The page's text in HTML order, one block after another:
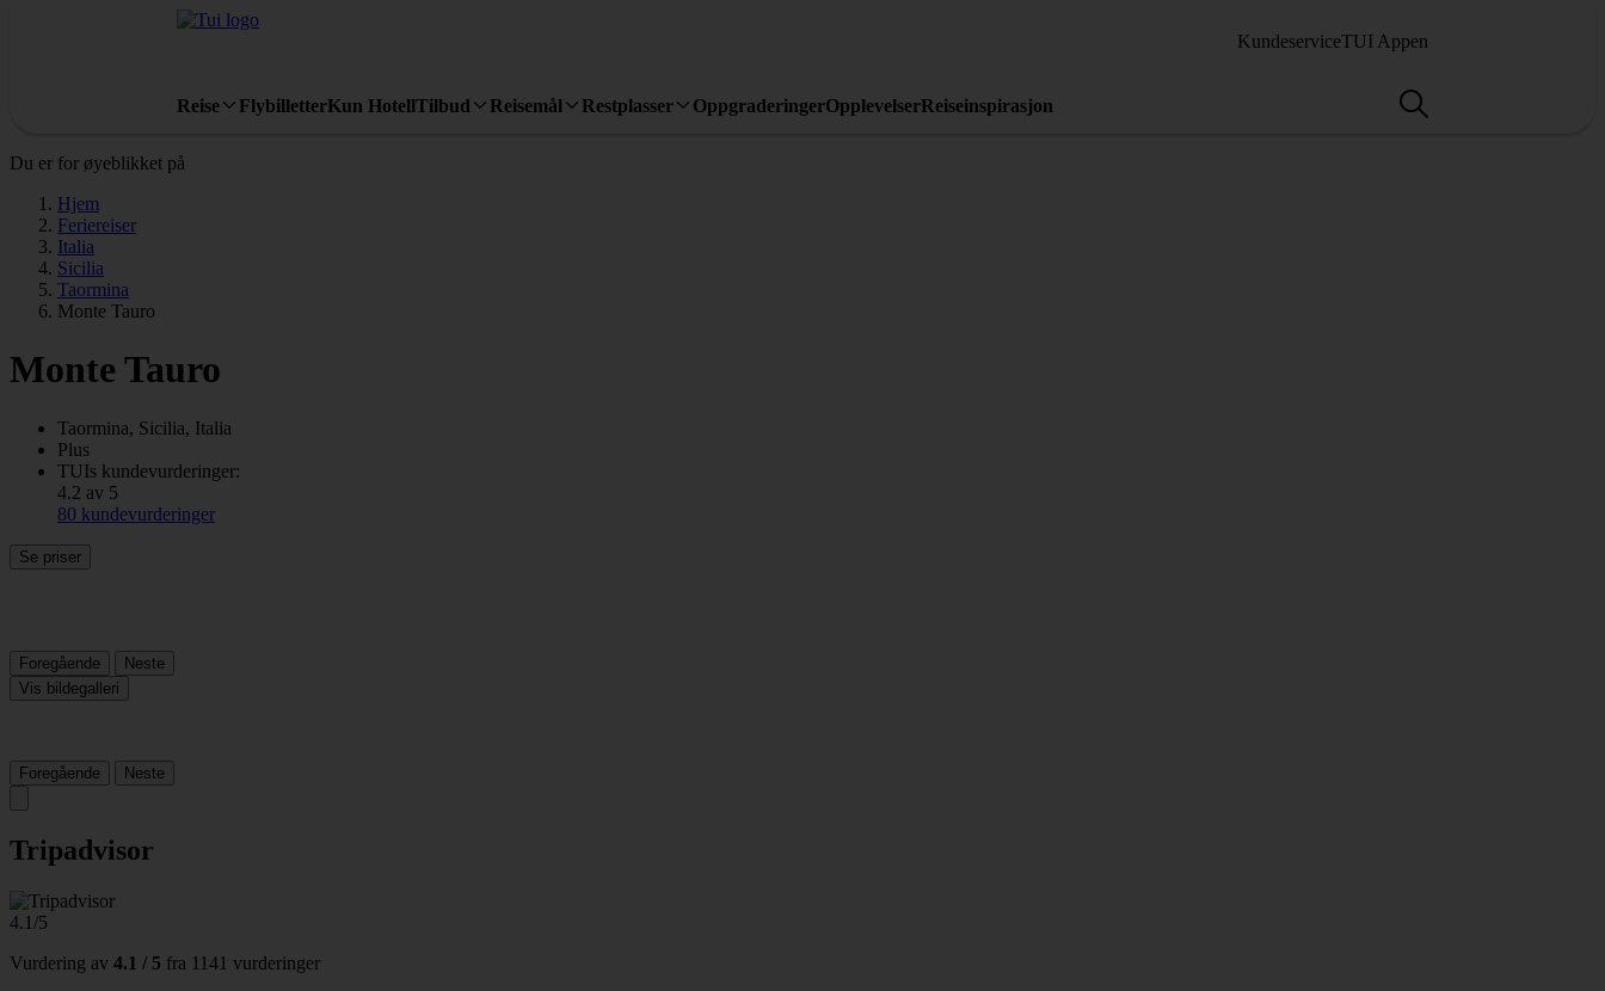
KundeserviceTUI Appen
Reise FlybilletterKun HotellTilbud Reisemål Restplasser OppgraderingerOpplevelserReiseinspirasjon
Du er for øyeblikket på
Hjem
Feriereiser
Italia
Sicilia
Taormina
Monte Tauro
Monte Tauro
Taormina, Sicilia, Italia
Plus
TUIs kundevurderinger:
4.2 av 5
80 kundevurderinger
Se priser
Foregående
Neste
Vis bildegalleri
Foregående Neste
Tripadvisor
4.1/5
Vurdering av 4.1 / 5 fra 1141 vurderinger